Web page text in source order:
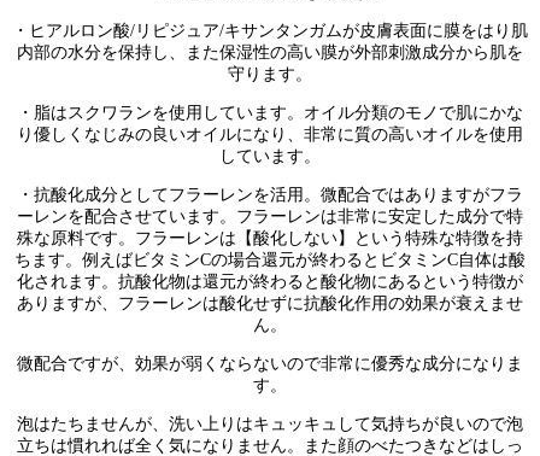
・ヒアルロン酸/リピジュア/キサンタンガムが皮膚表面に膜をはり肌
内部の水分を保持し、また保湿性の高い膜が外部刺激成分から肌を
守ります。
・脂はスクワランを使用しています。オイル分類のモノで肌にかな
り優しくなじみの良いオイルになり、非常に質の高いオイルを使用
しています。
・抗酸化成分としてフラーレンを活用。微配合ではありますがフラ
ーレンを配合させています。フラーレンは非常に安定した成分で特
殊な原料です。フラーレンは【酸化しない】という特殊な特徴を持
ちます。例えばビタミンCの場合還元が終わるとビタミンC自体は酸
化されます。抗酸化物は還元が終わると酸化物にあるという特徴が
ありますが、フラーレンは酸化せずに抗酸化作用の効果が衰えませ
ん。
微配合ですが、効果が弱くならないので非常に優秀な成分になりま
す。
泡はたちませんが、洗い上りはキュッキュして気持ちが良いので泡
立ちは慣れれば全く気になりません。また顔のべたつきなどはしっ